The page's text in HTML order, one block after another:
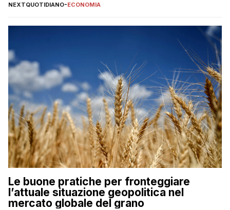
NEXTQUOTIDIANO-ECONOMIA
Le buone pratiche per fronteggiare
l’attuale situazione geopolitica nel
mercato globale del grano